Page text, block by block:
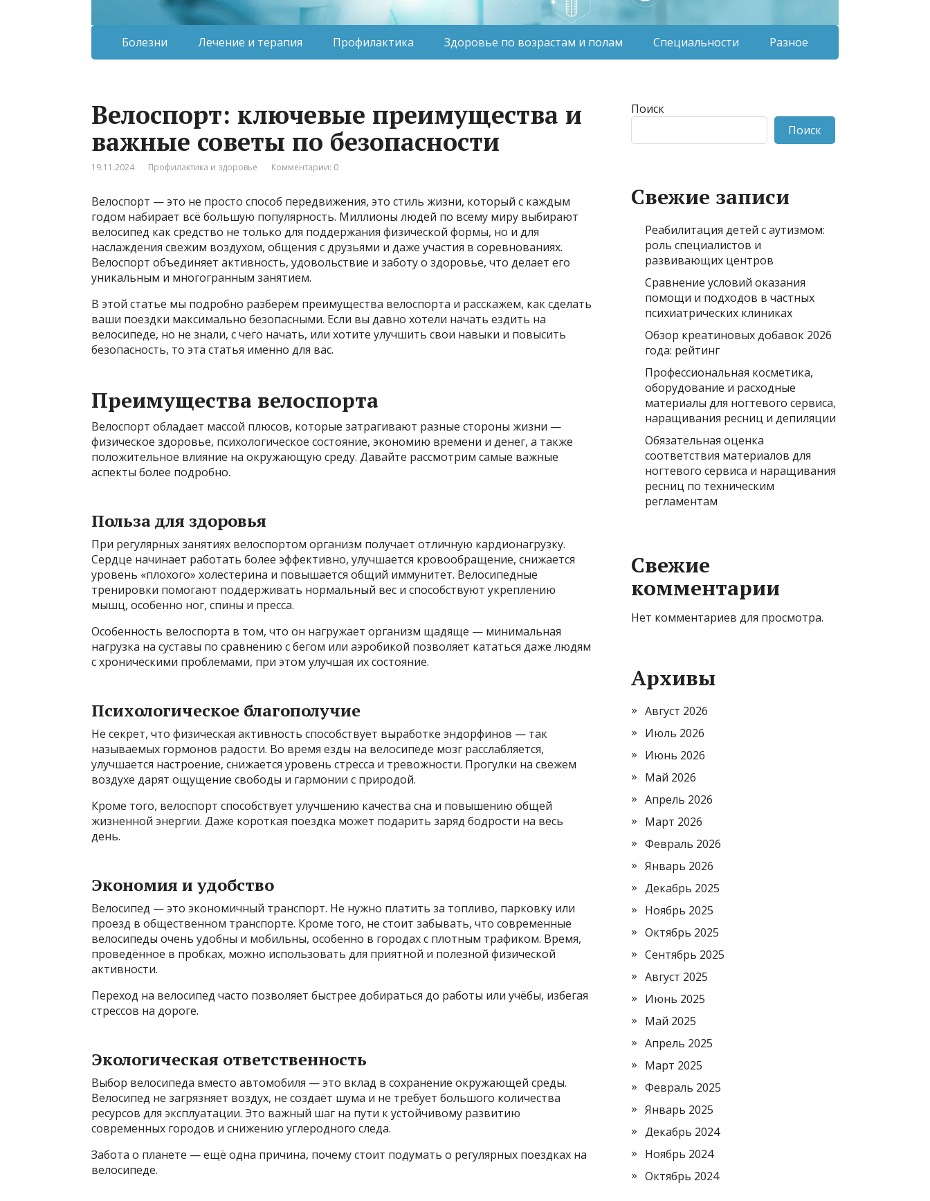
Болезни Лечение и терапия Профилактика Здоровье по возрастам и полам Специальности Разное
Велоспорт: ключевые преимущества и
важные советы по безопасности
19.11.2024 Профилактика и здоровье Комментарии: 0
Велоспорт — это не просто способ передвижения, это стиль жизни, который с каждым
годом набирает всё большую популярность. Миллионы людей по всему миру выбирают
велосипед как средство не только для поддержания физической формы, но и для
наслаждения свежим воздухом, общения с друзьями и даже участия в соревнованиях.
Велоспорт объединяет активность, удовольствие и заботу о здоровье, что делает его
уникальным и многогранным занятием.
В этой статье мы подробно разберём преимущества велоспорта и расскажем, как сделать
ваши поездки максимально безопасными. Если вы давно хотели начать ездить на
велосипеде, но не знали, с чего начать, или хотите улучшить свои навыки и повысить
безопасность, то эта статья именно для вас.
Преимущества велоспорта
Велоспорт обладает массой плюсов, которые затрагивают разные стороны жизни —
физическое здоровье, психологическое состояние, экономию времени и денег, а также
положительное влияние на окружающую среду. Давайте рассмотрим самые важные
аспекты более подробно.
Польза для здоровья
При регулярных занятиях велоспортом организм получает отличную кардионагрузку.
Сердце начинает работать более эффективно, улучшается кровообращение, снижается
уровень «плохого» холестерина и повышается общий иммунитет. Велосипедные
тренировки помогают поддерживать нормальный вес и способствуют укреплению
мышц, особенно ног, спины и пресса.
Особенность велоспорта в том, что он нагружает организм щадяще — минимальная
нагрузка на суставы по сравнению с бегом или аэробикой позволяет кататься даже людям
с хроническими проблемами, при этом улучшая их состояние.
Психологическое благополучие
Не секрет, что физическая активность способствует выработке эндорфинов — так
называемых гормонов радости. Во время езды на велосипеде мозг расслабляется,
улучшается настроение, снижается уровень стресса и тревожности. Прогулки на свежем
воздухе дарят ощущение свободы и гармонии с природой.
Кроме того, велоспорт способствует улучшению качества сна и повышению общей
жизненной энергии. Даже короткая поездка может подарить заряд бодрости на весь
день.
Экономия и удобство
Велосипед — это экономичный транспорт. Не нужно платить за топливо, парковку или
проезд в общественном транспорте. Кроме того, не стоит забывать, что современные
велосипеды очень удобны и мобильны, особенно в городах с плотным трафиком. Время,
проведённое в пробках, можно использовать для приятной и полезной физической
активности.
Переход на велосипед часто позволяет быстрее добираться до работы или учёбы, избегая
стрессов на дороге.
Экологическая ответственность
Выбор велосипеда вместо автомобиля — это вклад в сохранение окружающей среды.
Велосипед не загрязняет воздух, не создаёт шума и не требует большого количества
ресурсов для эксплуатации. Это важный шаг на пути к устойчивому развитию
современных городов и снижению углеродного следа.
Забота о планете — ещё одна причина, почему стоит подумать о регулярных поездках на
велосипеде.
Поиск
Поиск
Свежие записи
Реабилитация детей с аутизмом:
роль специалистов и
развивающих центров
Сравнение условий оказания
помощи и подходов в частных
психиатрических клиниках
Обзор креатиновых добавок 2026
года: рейтинг
Профессиональная косметика,
оборудование и расходные
материалы для ногтевого сервиса,
наращивания ресниц и депиляции
Обязательная оценка
соответствия материалов для
ногтевого сервиса и наращивания
ресниц по техническим
регламентам
Свежие
комментарии
Нет комментариев для просмотра.
Архивы
Август 2026
Июль 2026
Июнь 2026
Май 2026
Апрель 2026
Март 2026
Февраль 2026
Январь 2026
Декабрь 2025
Ноябрь 2025
Октябрь 2025
Сентябрь 2025
Август 2025
Июнь 2025
Май 2025
Апрель 2025
Март 2025
Февраль 2025
Январь 2025
Декабрь 2024
Ноябрь 2024
Октябрь 2024